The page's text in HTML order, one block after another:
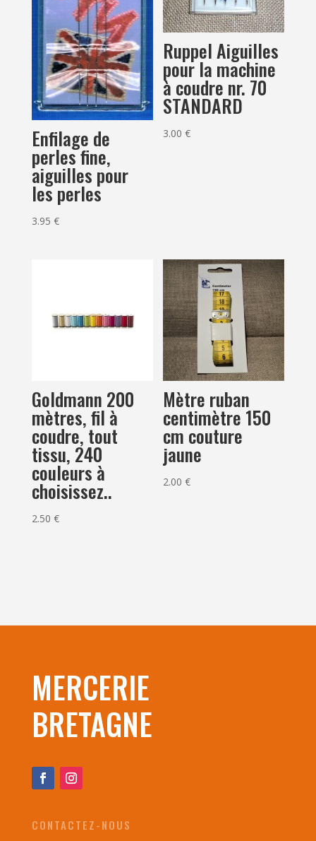
Enfilage de
perles fine,
aiguilles pour
les perles
3.95 €
Ruppel Aiguilles
pour la machine
à coudre nr. 70
STANDARD
3.00€
Goldmann 200
mètres, fil à
coudre, tout
tissu, 240
couleurs à
choisissez..
2.50 €
Mètre ruban
centimètre 150
cm couture
jaune
2.00€
MERCERIE
BRETAGNE
CONTACTEZ-NOUS